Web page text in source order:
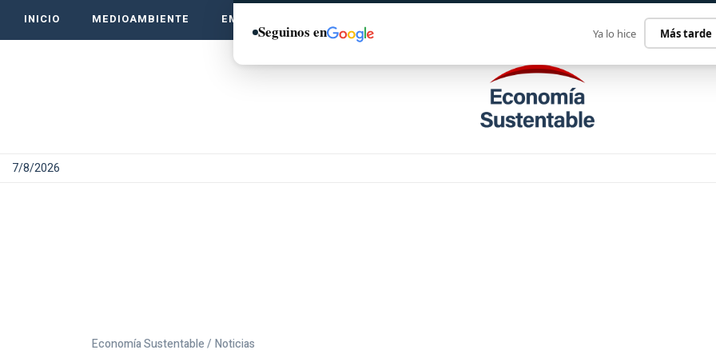
INICIO MEDIOAMBIENTE EMPRENDE VERDE
7/8/2026
Economía Sustentable / Noticias
Seguinos en Ya lo hice Más tarde